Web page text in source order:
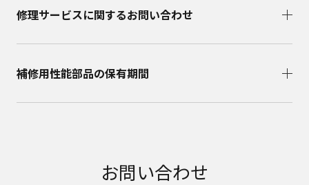
修理サービスに関するお問い合わせ​
補修用性能部品の保有期間​
お問い合わせ